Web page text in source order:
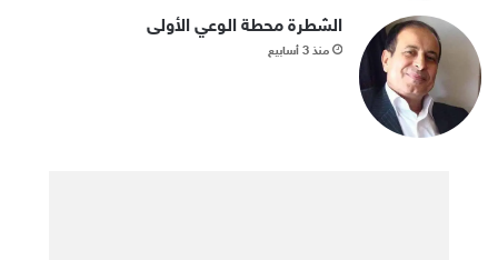
الشطرة محطة الوعي الأولى
منذ 3 أسابيع